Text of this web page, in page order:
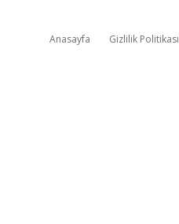
Anasayfa Gizlilik Politikası